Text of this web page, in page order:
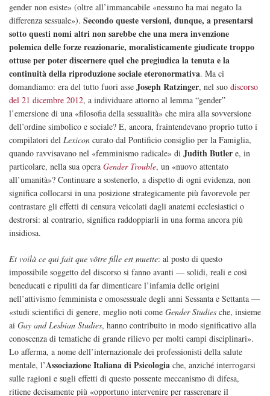
gender non esiste» (oltre all’immancabile «nessuno ha mai negato la
differenza sessuale»). Secondo queste versioni, dunque, a presentarsi
sotto questi nomi altri non sarebbe che una mera invenzione
polemica delle forze reazionarie, moralisticamente giudicate troppo
ottuse per poter discernere quel che pregiudica la tenuta e la
continuità della riproduzione sociale eteronormativa. Ma ci
domandiamo: era del tutto fuori asse Joseph Ratzinger, nel suo discorso
del 21 dicembre 2012, a individuare attorno al lemma “gender”
l’emersione di una «filosofia della sessualità» che mira alla sovversione
dell’ordine simbolico e sociale? E, ancora, fraintendevano proprio tutto i
compilatori del Lexicon curato dal Pontificio consiglio per la Famiglia,
quando ravvisavano nel «femminismo radicale» di Judith Butler e, in
particolare, nella sua opera Gender Trouble, un «nuovo attentato
all’umanità»? Continuare a sostenerlo, a dispetto di ogni evidenza, non
significa collocarsi in una posizione strategicamente più favorevole per
contrastare gli effetti di censura veicolati dagli anatemi ecclesiastici o
destrorsi: al contrario, significa raddoppiarli in una forma ancora più
insidiosa.
Et voilà ce qui fait que vôtre fille est muette: al posto di questo
impossibile soggetto del discorso si fanno avanti — solidi, reali e così
beneducati e ripuliti da far dimenticare l’infamia delle origini
nell’attivismo femminista e omosessuale degli anni Sessanta e Settanta —
«studi scientifici di genere, meglio noti come Gender Studies che, insieme
ai Gay and Lesbian Studies, hanno contribuito in modo significativo alla
conoscenza di tematiche di grande rilievo per molti campi disciplinari».
Lo afferma, a nome dell’internazionale dei professionisti della salute
mentale, l’Associazione Italiana di Psicologia che, anziché interrogarsi
sulle ragioni e sugli effetti di questo possente meccanismo di difesa,
ritiene decisamente più «opportuno intervenire per rasserenare il